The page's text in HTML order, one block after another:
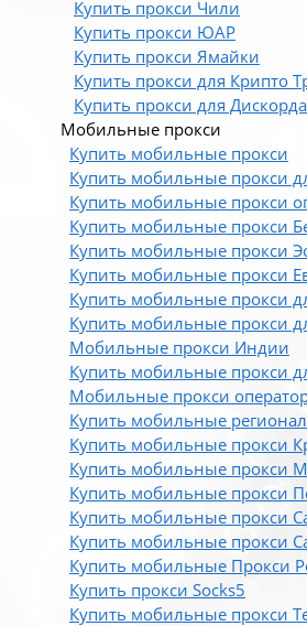
Купить прокси Чили
Купить прокси ЮАР
Купить прокси Ямайки
Купить прокси для Крипто
Купить прокси для Дискорда
Мобильные прокси
Купить мобильные прокси
Купить мобильные прокси
Купить мобильные прокси
Купить мобильные прокси
Купить мобильные прокси
Купить мобильные прокси
Купить мобильные прокси
Купить мобильные прокси
Мобильные прокси Индии
Купить мобильные прокси
Мобильные прокси
Купить мобильные
Купить мобильные прокси
Купить мобильные прокси
Купить мобильные прокси
Купить мобильные прокси
Купить мобильные прокси
Купить мобильные Прокси
Купить прокси Socks5
Купить мобильные прокси